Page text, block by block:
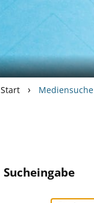
Start › Mediensuche
Sucheingabe